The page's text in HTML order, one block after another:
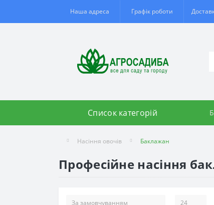
Наша адреса Графік роботи
Список категорій
Насіння овочів Баклажан
Професійне насіння